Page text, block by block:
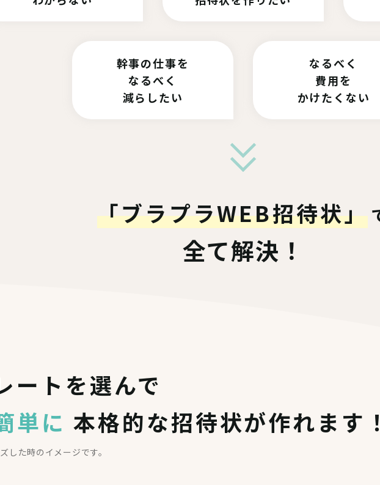
幹事の仕事を
なるべく
減らしたい
なるべく
費用を
かけたくない
「ブラプラWEB招待状」
全て解決！
ートを選んで
単に 本格的な招待状が作れます
した時のイメージです。